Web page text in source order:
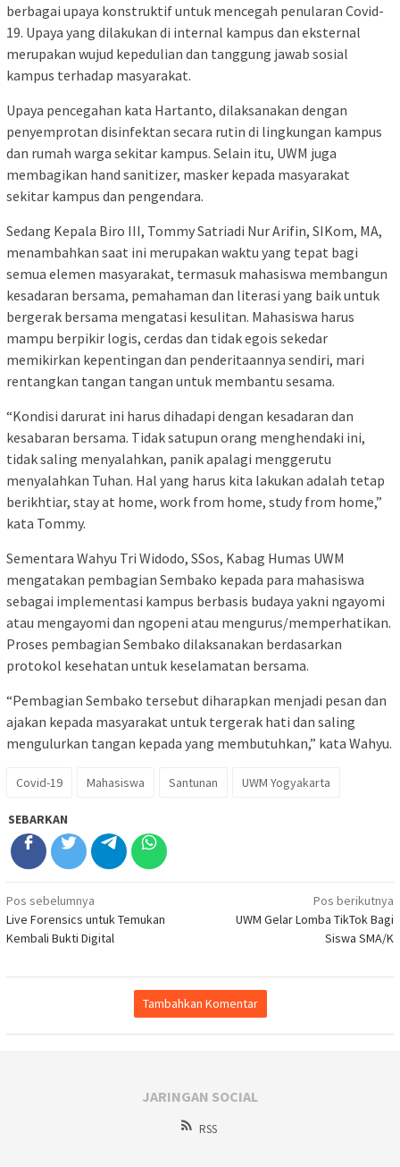
berbagai upaya konstruktif untuk mencegah penularan Covid-
19. Upaya yang dilakukan di internal kampus dan eksternal
merupakan wujud kepedulian dan tanggung jawab sosial
kampus terhadap masyarakat.
Upaya pencegahan kata Hartanto, dilaksanakan dengan
penyemprotan disinfektan secara rutin di lingkungan kampus
dan rumah warga sekitar kampus. Selain itu, UWM juga
membagikan hand sanitizer, masker kepada masyarakat
sekitar kampus dan pengendara.
Sedang Kepala Biro III, Tommy Satriadi Nur Arifin, SIKom, MA,
menambahkan saat ini merupakan waktu yang tepat bagi
semua elemen masyarakat, termasuk mahasiswa membangun
kesadaran bersama, pemahaman dan literasi yang baik untuk
bergerak bersama mengatasi kesulitan. Mahasiswa harus
mampu berpikir logis, cerdas dan tidak egois sekedar
memikirkan kepentingan dan penderitaannya sendiri, mari
rentangkan tangan tangan untuk membantu sesama.
“Kondisi darurat ini harus dihadapi dengan kesadaran dan
kesabaran bersama. Tidak satupun orang menghendaki ini,
tidak saling menyalahkan, panik apalagi menggerutu
menyalahkan Tuhan. Hal yang harus kita lakukan adalah tetap
berikhtiar, stay at home, work from home, study from home,”
kata Tommy.
Sementara Wahyu Tri Widodo, SSos, Kabag Humas UWM
mengatakan pembagian Sembako kepada para mahasiswa
sebagai implementasi kampus berbasis budaya yakni ngayomi
atau mengayomi dan ngopeni atau mengurus/memperhatikan.
Proses pembagian Sembako dilaksanakan berdasarkan
protokol kesehatan untuk keselamatan bersama.
“Pembagian Sembako tersebut diharapkan menjadi pesan dan
ajakan kepada masyarakat untuk tergerak hati dan saling
mengulurkan tangan kepada yang membutuhkan,” kata Wahyu.
Covid-19 Mahasiswa Santunan UWM Yogyakarta
SEBARKAN
Navigasi
pos
Pos sebelumnya
Live Forensics untuk Temukan
Kembali Bukti Digital
Pos berikutnya
UWM Gelar Lomba TikTok Bagi
Siswa SMA/K
Tambahkan Komentar
JARINGAN SOCIAL
RSS